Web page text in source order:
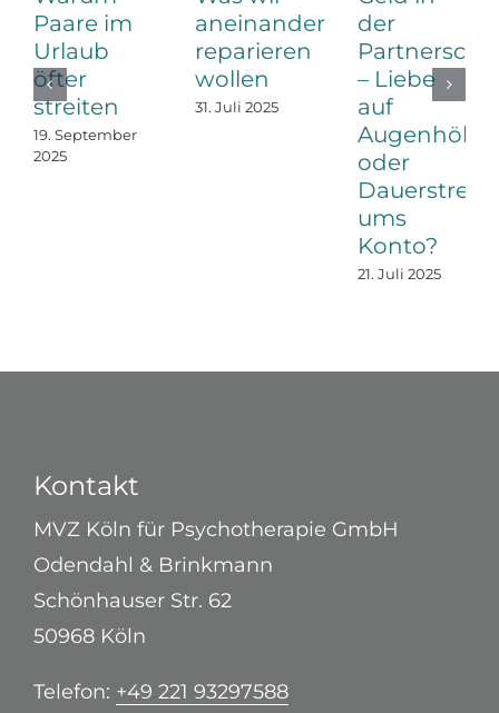
Paare im
Urlaub
öfter
streiten
19. September
2025
aneinander
reparieren
wollen
31. Juli 2025
der
– Liebe
auf
Augenhöhe
oder
Dauerstreit
ums
Konto?
21. Juli 2025
Kontakt
MVZ Köln für Psychotherapie GmbH
Odendahl & Brinkmann
Schönhauser Str. 62
50968 Köln
Telefon: +49 221 93297588